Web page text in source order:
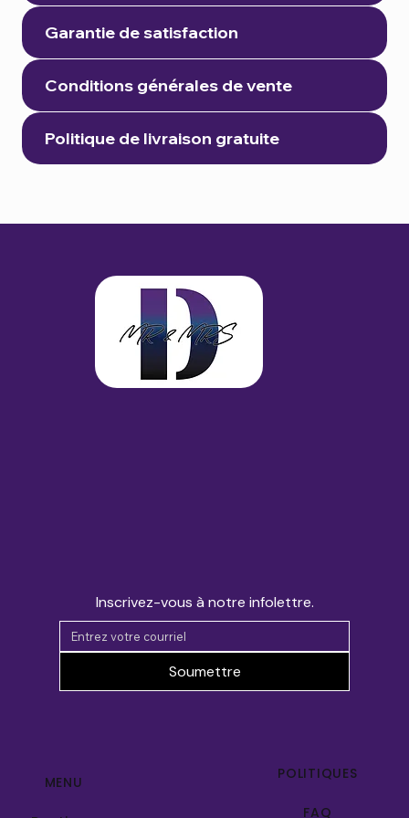
Garantie de satisfaction
Conditions générales de vente
Politique de livraison gratuite
Inscrivez-vous à notre infolettre.
Soumettre
MENU POLITIQUES
FAQ